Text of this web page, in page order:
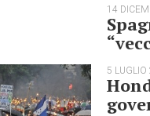
14
5 LUGLIO